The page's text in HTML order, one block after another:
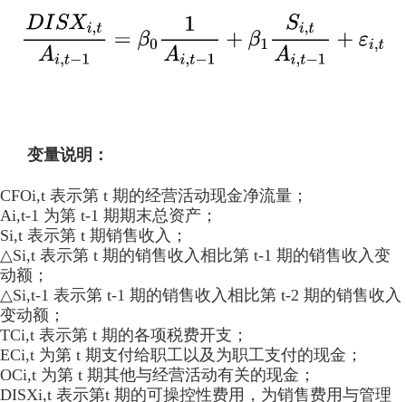
变量说明：
CFOi,t 表示第 t 期的经营活动现金净流量；
Ai,t-1 为第 t-1 期期末总资产；
Si,t 表示第 t 期销售收入；
△Si,t 表示第 t 期的销售收入相比第 t-1 期的销售收入变
动额；
△Si,t-1 表示第 t-1 期的销售收入相比第 t-2 期的销售收入
变动额；
TCi,t 表示第 t 期的各项税费开支；
ECi,t 为第 t 期支付给职工以及为职工支付的现金；
OCi,t 为第 t 期其他与经营活动有关的现金；
DISXi,t 表示第t 期的可操控性费用，为销售费用与管理